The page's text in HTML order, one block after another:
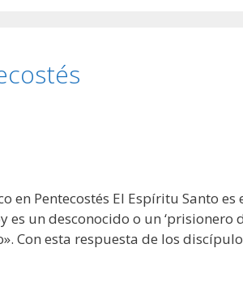
en Pentecostés El Espíritu Santo es
un desconocido o un ‘prisionero
Con esta respuesta de los